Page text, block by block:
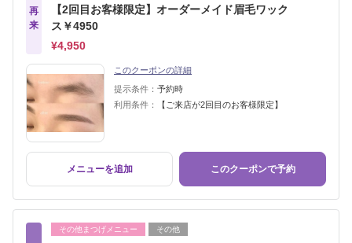
再
来
【2回目お客様限定】オーダーメイド眉毛ワック
ス￥4950
¥4,950
このクーポンの詳細
提示条件： 予約時
利用条件：
【ご来店が2回目のお客様限定】
メニューを追加 このクーポンで予約
その他まつげメニュー その他